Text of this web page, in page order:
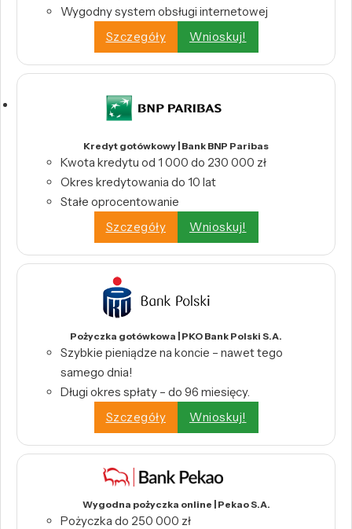
Wygodny system obsługi internetowej
Szczegóły
Wnioskuj!
Kredyt gotówkowy | Bank BNP Paribas
Kwota kredytu od 1 000 do 230 000 zł
Okres kredytowania do 10 lat
Stałe oprocentowanie
Szczegóły
Wnioskuj!
Pożyczka gotówkowa | PKO Bank Polski S.A.
Szybkie pieniądze na koncie – nawet tego
samego dnia!
Długi okres spłaty – do 96 miesięcy.
Szczegóły
Wnioskuj!
Wygodna pożyczka online | Pekao S.A.
Pożyczka do 250 000 zł